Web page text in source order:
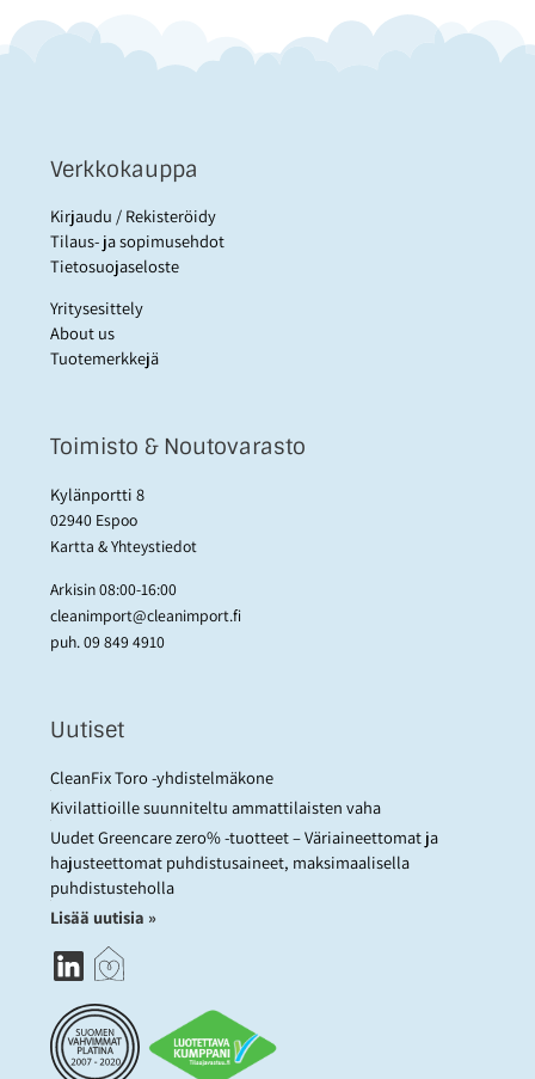
Verkkokauppa
Kirjaudu / Rekisteröidy
Tilaus- ja sopimusehdot
Tietosuojaseloste
Yritysesittely
About us
Tuotemerkkejä
Toimisto & Noutovarasto
Kylänportti 8
02940 Espoo
Kartta & Yhteystiedot
Arkisin 08:00-16:00
cleanimport@cleanimport.fi
puh.09 849 4910
Uutiset
CleanFix Toro -yhdistelmäkone
Kivilattioille suunniteltu ammattilaisten vaha
Uudet Greencare zero% -tuotteet – Väriaineettomat ja
hajusteettomat puhdistusaineet, maksimaalisella
puhdistusteholla
Lisää uutisia »